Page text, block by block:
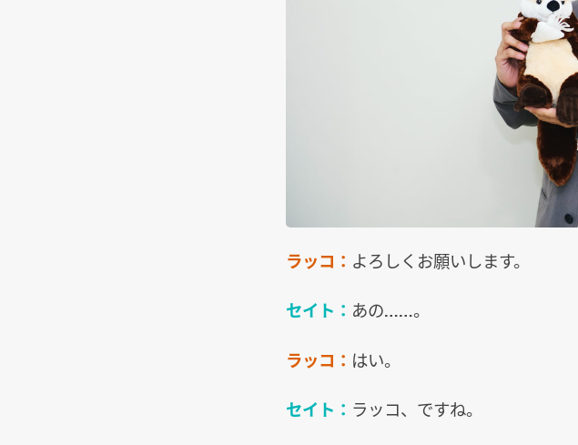
ラッコ： よろしくお願いします。
セイト： あの……。
ラッコ： はい。
セイト： ラッコ、ですね。